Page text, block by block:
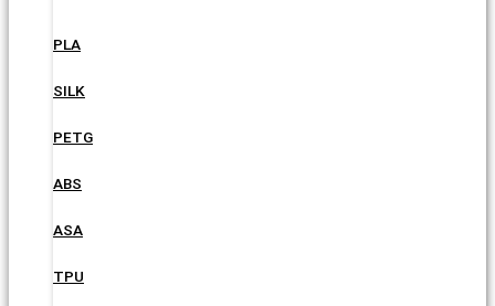
PLA
SILK
PETG
ABS
ASA
TPU